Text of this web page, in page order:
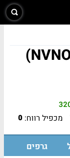
מכפיל רווח: 0
גרפים